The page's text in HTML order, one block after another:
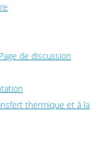
de discussion
thermique et à la